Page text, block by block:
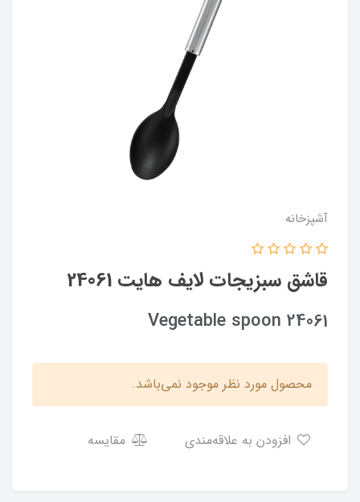
آشپزخانه
قاشق سبزیجات لایف هایت 24061
Vegetable spoon 24061
محصول مورد نظر موجود نمی‌باشد.
مقایسه